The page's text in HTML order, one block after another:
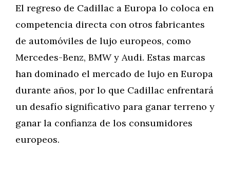
El regreso de Cadillac a Europa lo coloca en
competencia directa con otros fabricantes
de automóviles de lujo europeos, como
Mercedes-Benz, BMW y Audi. Estas marcas
han dominado el mercado de lujo en Europa
durante años, por lo que Cadillac enfrentará
un desafío significativo para ganar terreno y
ganar la confianza de los consumidores
europeos.